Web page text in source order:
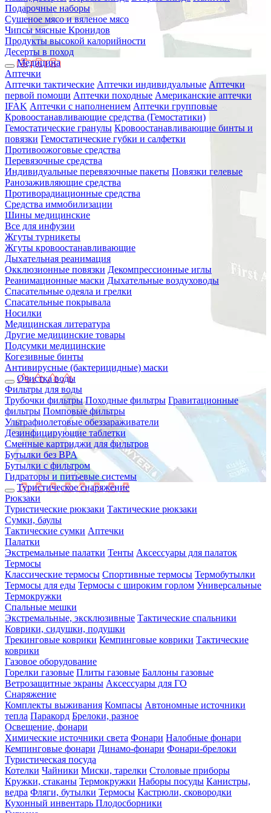
Подарочные наборы
Сушеное мясо и вяленое мясо
Чипсы мясные Кронидов
Продукты высокой калорийности
Десерты в поход
Медицина
Аптечки
Аптечки тактические Аптечки индивидуальные Аптечки
первой помощи Аптечки походные Американские аптечки
IFAK Аптечки с наполнением Аптечки групповые
Кровоостанавливающие средства (Гемостатики)
Гемостатические гранулы Кровоостанавливающие бинты и
повязки Гемостатические губки и салфетки
Противоожоговые средства
Перевязочные средства
Индивидуальные перевязочные пакеты Повязки гелевые
Ранозаживляющие средства
Противорадиационные средства
Средства иммобилизации
Шины медицинские
Все для инфузии
Жгуты турникеты
Жгуты кровоостанавливающие
Дыхательная реанимация
Окклюзионные повязки Декомпрессионные иглы
Реанимационные маски Дыхательные воздуховоды
Спасательные одеяла и грелки
Спасательные покрывала
Носилки
Медицинская литература
Другие медицинские товары
Подсумки медицинские
Когезивные бинты
Антивирусные (бактерицидные) маски
Очистка воды
Фильтры для воды
Трубочки фильтры Походные фильтры Гравитационные
фильтры Помповые фильтры
Ультрафиолетовые обеззараживатели
Дезинфицирующие таблетки
Сменные картриджи для фильтров
Бутылки без BPA
Бутылки с фильтром
Гидраторы и питьевые системы
Туристическое снаряжение
Рюкзаки
Туристические рюкзаки Тактические рюкзаки
Сумки, баулы
Тактические сумки Аптечки
Палатки
Экстремальные палатки Тенты Аксессуары для палаток
Термосы
Классические термосы Спортивные термосы Термобутылки
Термосы для еды Термосы с широким горлом Универсальные
Термокружки
Спальные мешки
Экстремальные, эксклюзивные Тактические спальники
Коврики, сидушки, подушки
Трекинговые коврики Кемпинговые коврики Тактические
коврики
Газовое оборудование
Горелки газовые Плиты газовые Баллоны газовые
Ветрозащитные экраны Аксессуары для ГО
Снаряжение
Комплекты выживания Компасы Автономные источники
тепла Паракорд Брелоки, разное
Освещение, фонари
Химические источники света Фонари Налобные фонари
Кемпинговые фонари Динамо-фонари Фонари-брелоки
Туристическая посуда
Котелки Чайники Миски, тарелки Столовые приборы
Кружки, стаканы Термокружки Наборы посуды Канистры,
ведра Фляги, бутылки Термосы Кастрюли, сковородки
Кухонный инвентарь Плодосборники